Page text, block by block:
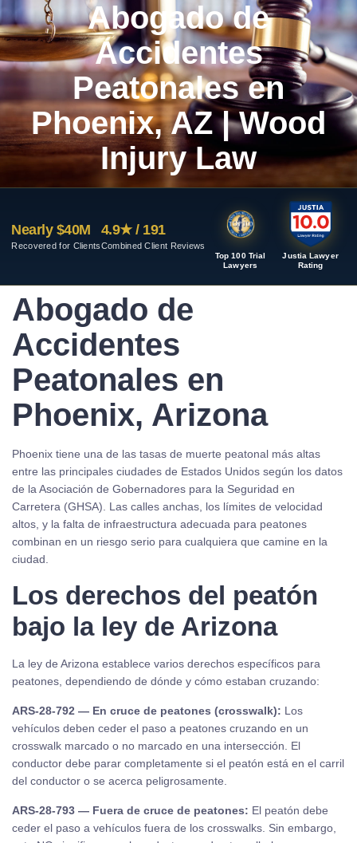
Abogado de
Accidentes
Peatonales en
Phoenix, AZ | Wood
Injury Law
Nearly $40M
Recovered for Clients
Top 100 Trial
Lawyers
Justia Lawyer
Rating
4.9★ / 191
Combined Client Reviews
Abogado de
Accidentes
Peatonales en
Phoenix, Arizona
Phoenix tiene una de las tasas de muerte peatonal más altas
entre las principales ciudades de Estados Unidos según los datos
de la Asociación de Gobernadores para la Seguridad en
Carretera (GHSA). Las calles anchas, los límites de velocidad
altos, y la falta de infraestructura adecuada para peatones
combinan en un riesgo serio para cualquiera que camine en la
ciudad.
Los derechos del peatón
bajo la ley de Arizona
La ley de Arizona establece varios derechos específicos para
peatones, dependiendo de dónde y cómo estaban cruzando:
ARS-28-792 — En cruce de peatones (crosswalk): Los
vehículos deben ceder el paso a peatones cruzando en un
crosswalk marcado o no marcado en una intersección. El
conductor debe parar completamente si el peatón está en el carril
del conductor o se acerca peligrosamente.
ARS-28-793 — Fuera de cruce de peatones: El peatón debe
ceder el paso a vehículos fuera de los crosswalks. Sin embargo,